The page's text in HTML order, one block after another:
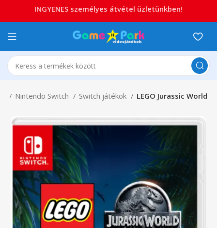
Nintendo Switch Switch játékok LEGO Jurassic World
INGYENES személyes átvétel üzletünkben!